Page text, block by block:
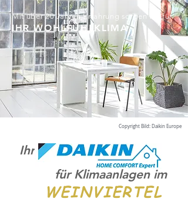
Copyright Bild: Daikin Europe
Ihr
für Klimaanlagen im
WEINVIERTEL
Mit über 20 Jahren Erfahrung sorgen w ir für
IHRWOHLFÜHLKLIMA